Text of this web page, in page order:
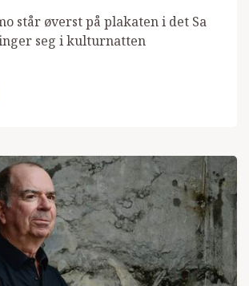
står øverst på plakaten i det Sa
seg i kulturnatten